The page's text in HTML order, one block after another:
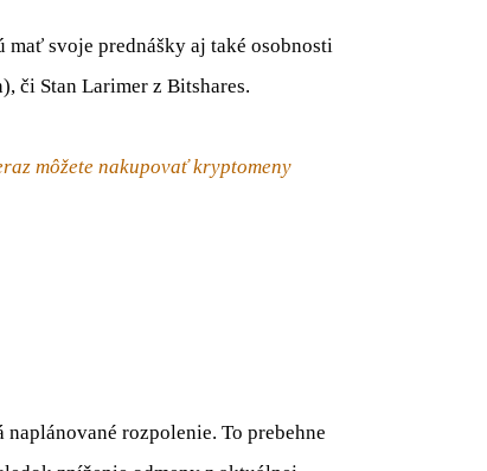
mať svoje prednášky aj také osobnosti
či Stan Larimer z Bitshares.
môžete nakupovať kryptomeny
rozpolenie. To prebehne